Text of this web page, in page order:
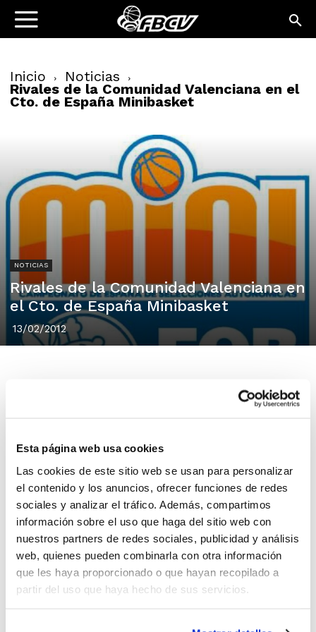
Esta página web usa cookies
Las cookies de este sitio web se usan para personalizar
el contenido y los anuncios, ofrecer funciones de redes
sociales y analizar el tráfico. Además, compartimos
información sobre el uso que haga del sitio web con
nuestros partners de redes sociales, publicidad y análisis
web, quienes pueden combinarla con otra información
que les haya proporcionado o que hayan recopilado a
partir del uso que haya hecho de sus servicios.
Inicio Noticias
Rivales de la Comunidad Valenciana en el
Cto. de España Minibasket
NOTICIAS
Rivales de la Comunidad Valenciana en
el Cto. de España Minibasket
13/02/2012
Minibasket, que se disputará a principios del mes de
abril.
Laselección Alevín Masculinaha quedado encuadrada
en el Grupo A junto con Cataluña, Madrid, Islas
Baleares y Cantabria.
Laselección Alevín Femenina, por su parte, estará
también en el Grupo A con Cataluña, Aragón, Islas